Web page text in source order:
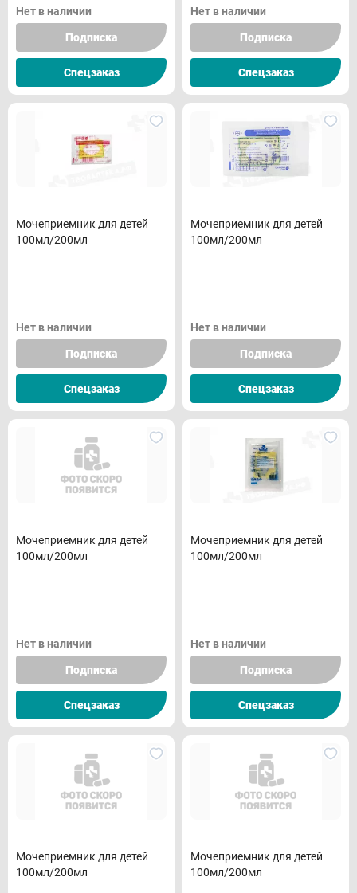
Нет в наличии
Подписка
Спецзаказ
Нет в наличии
Подписка
Спецзаказ
Мочеприемник для детей
100мл/200мл
Нет в наличии
Подписка
Спецзаказ
Мочеприемник для детей
100мл/200мл
Нет в наличии
Подписка
Спецзаказ
Мочеприемник для детей
100мл/200мл
Нет в наличии
Подписка
Спецзаказ
Мочеприемник для детей
100мл/200мл
Нет в наличии
Подписка
Спецзаказ
Мочеприемник для детей
100мл/200мл
Мочеприемник для детей
100мл/200мл